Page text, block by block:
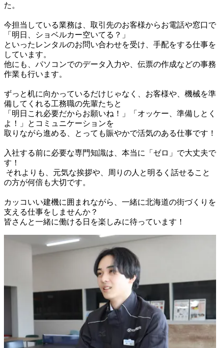
た。
今担当している業務は、取引先のお客様からお電話や窓口で
「明日、ショベルカー空いてる？」
といったレンタルのお問い合わせを受け、手配をする仕事を
しています。
他にも、パソコンでのデータ入力や、伝票の作成などの事務
作業も行います。
ずっと机に向かっているだけじゃなく、お客様や、機械を準
備してくれる工務職の先輩たちと
「明日これ必要だからお願いね！」「オッケー、準備しとく
よ！」とコミュニケーションを
取りながら進める、とっても賑やかで活気のある仕事です！
入社する前に必要な専門知識は、本当に「ゼロ」で大丈夫で
す！
の方が何倍も大切です。
カッコいい建機に囲まれながら、一緒に北海道の街づくりを
支える仕事をしませんか？